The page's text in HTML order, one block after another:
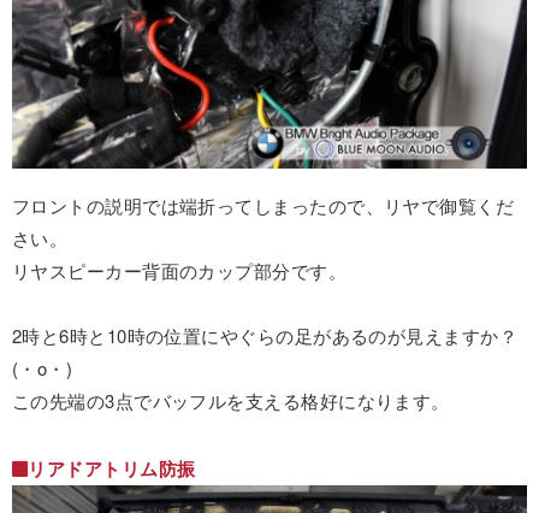
フロントの説明では端折ってしまったので、リヤで御覧くだ
さい。
リヤスピーカー背面のカップ部分です。
2時と6時と10時の位置にやぐらの足があるのが見えますか？
(・o・)
この先端の3点でバッフルを支える格好になります。
リアドアトリム防振